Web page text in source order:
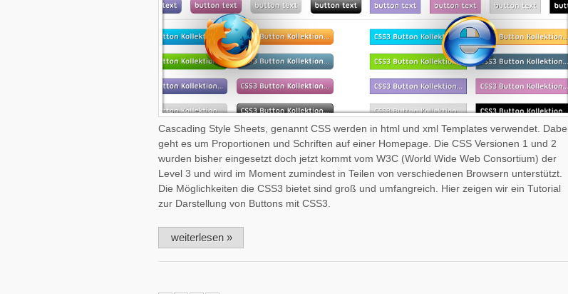
Cascading Style Sheets, genannt CSS werden in html und xml Templates verwendet.
geht es um Proportionen und Schriften auf einer Homepage. Die CSS Versionen 1 und 2
wurden bisher eingesetzt doch jetzt kommt vom W3C (World Wide Web Consortium) der
Level 3 und wird im Moment zumindest in Teilen von verschiedenen Browsern unterstützt.
Die Möglichkeiten die CSS3 bietet sind groß und umfangreich. Hier zeigen wir ein Tutorial
zur Darstellung von Buttons mit CSS3.
weiterlesen »